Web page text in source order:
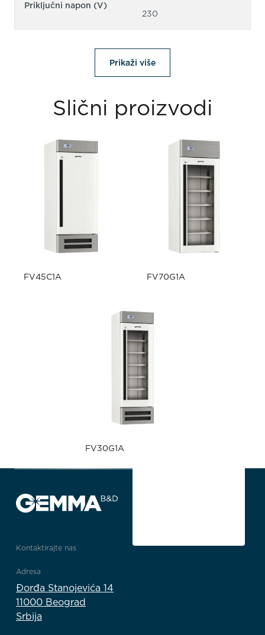
Priključni napon (V)
230
Prikaži više
Slični proizvodi
FV45C1A FV70G1A
FV30G1A
Kontaktirajte nas
Adresa
Đorđa Stanojevića 14
11000 Beograd
Srbija